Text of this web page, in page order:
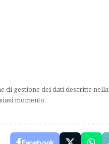
di gestione dei dati descritte nella
momento.